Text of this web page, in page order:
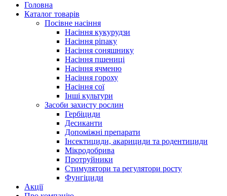
Головна
Каталог товарів
Посівне насіння
Насіння кукурудзи
Насіння ріпаку
Насіння соняшнику
Насіння пшениці
Насіння ячменю
Насіння гороху
Насіння сої
Інші культури
Засоби захисту рослин
Гербіциди
Десиканти
Допоміжні препарати
Інсектициди, акарициди та родентициди
Мікродобрива
Протруйники
Стимулятори та регулятори росту
Фунгіциди
Акції